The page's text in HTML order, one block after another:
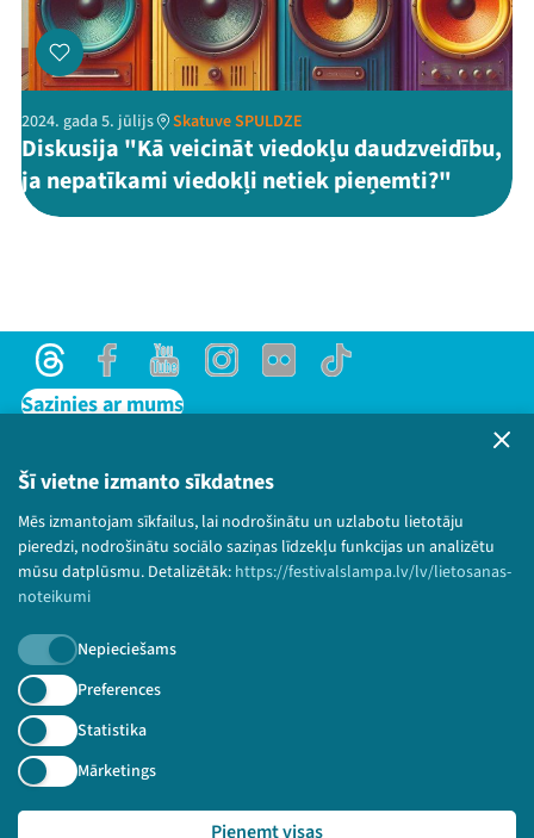
Šī vietne izmanto sīkdatnes
Mēs izmantojam sīkfailus, lai nodrošinātu un uzlabotu lietotāju
pieredzi, nodrošinātu sociālo saziņas līdzekļu funkcijas un analizētu
mūsu datplūsmu. Detalizētāk: https://festivalslampa.lv/lv/lietosanas-
noteikumi
Nepieciešams
Preferences
Statistika
Mārketings
Pieņemt visas
2024. gada 5. jūlijs Skatuve SPULDZE
Diskusija "Kā veicināt viedokļu daudzveidību,
ja nepatīkami viedokļi netiek pieņemti?"
ThreadsFacebookYoutubeInstagram
Flick TikTok
Sazinies ar mums
Lietošanas noteikumi un sīkdatņu politika
Bērnu aizsardzības politika
© 2026 Sarunu festivāls LAMPA Visas tiesības
paturētas.
Piesakies jaunumiem!
Nepalaid garām aktuālāko informāciju!